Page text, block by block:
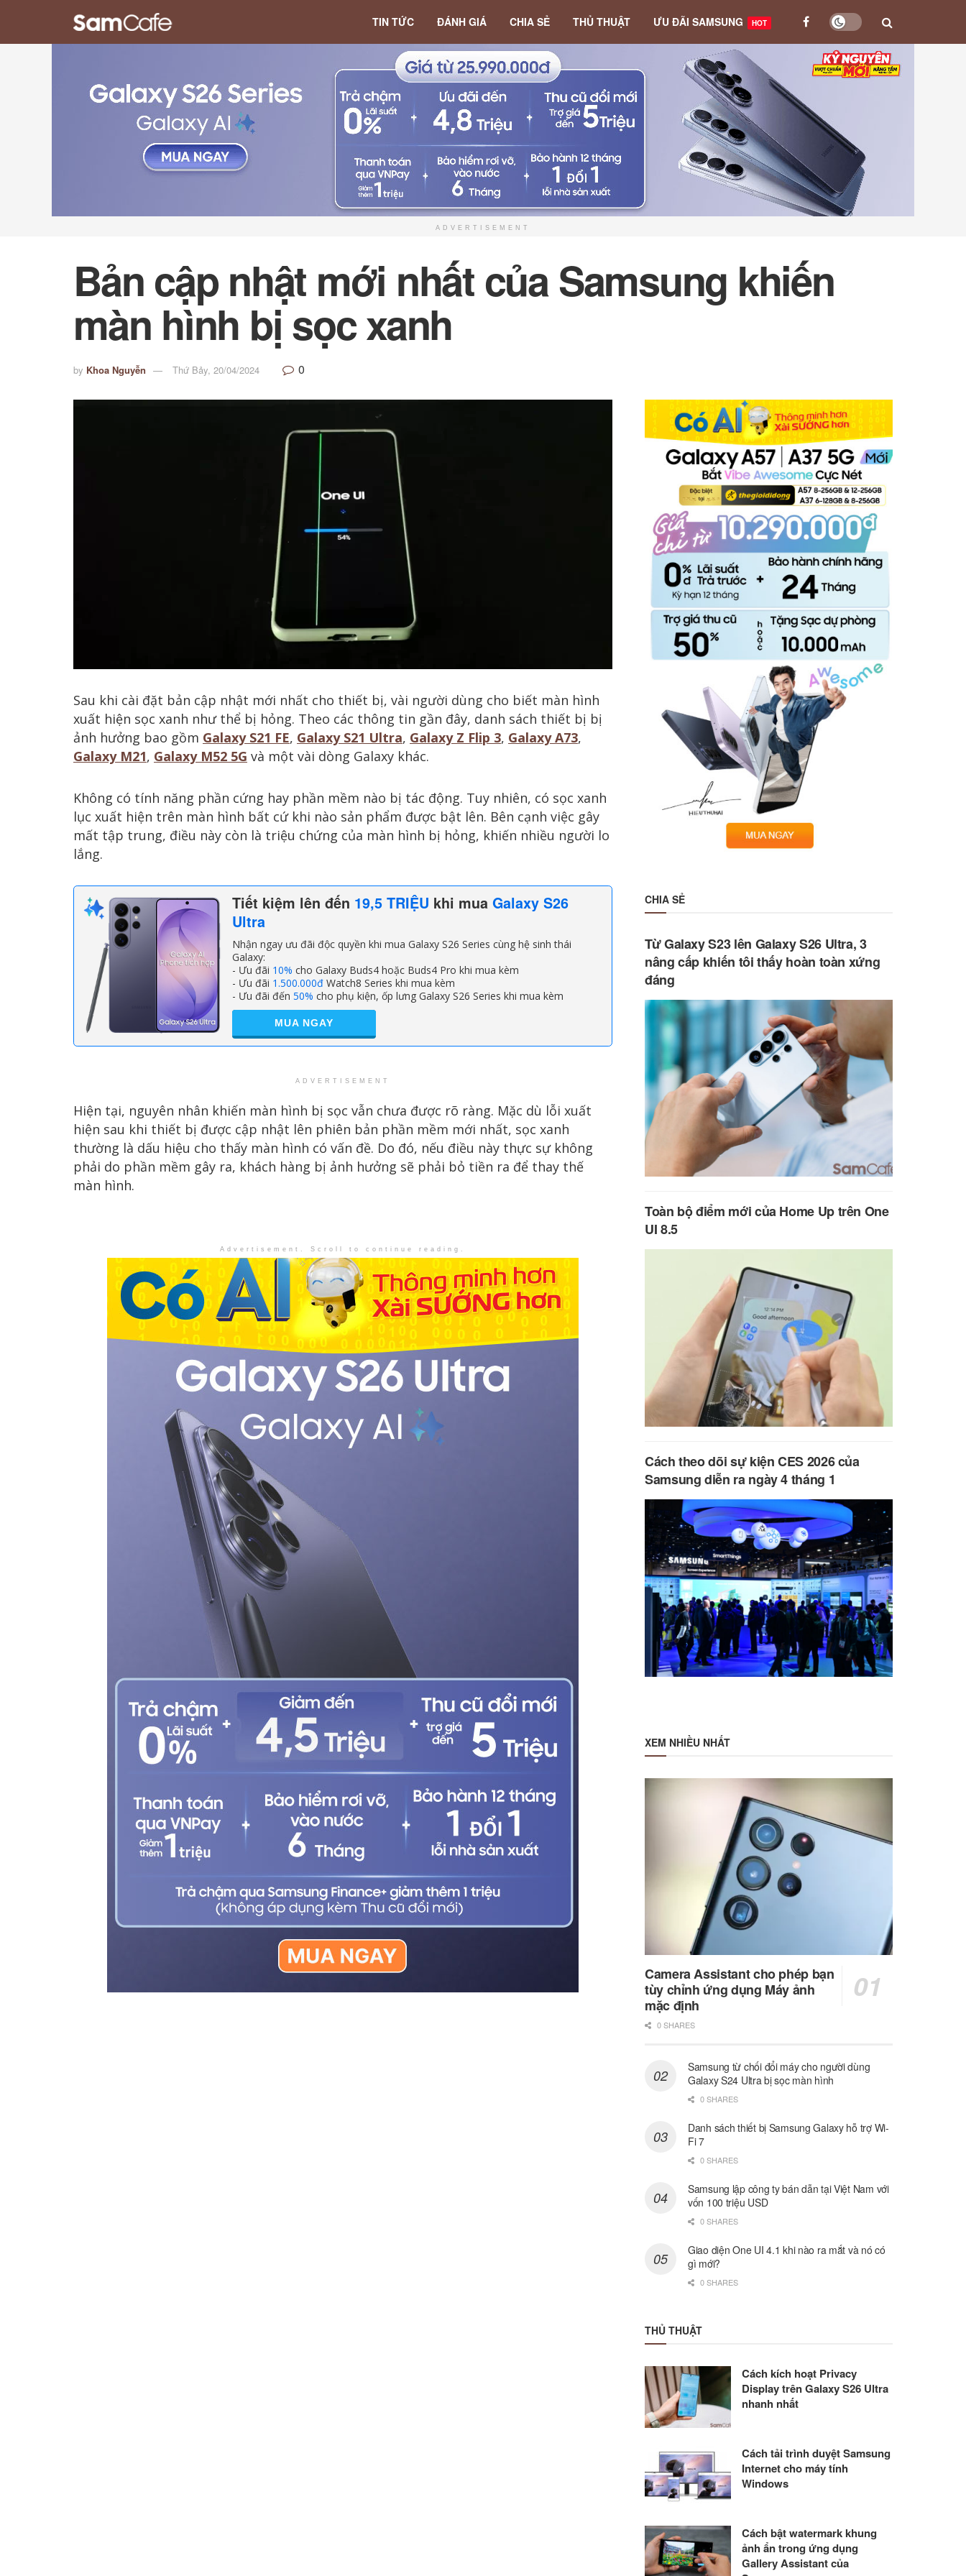
TIN TỨC ĐÁNH GIÁ CHIA SẺ THỦ THUẬT ƯU ĐÃI SAMSUNG HOT
ADVERTISEMENT
Bản cập nhật mới nhất của Samsung khiến
màn hình bị sọc xanh
by Khoa Nguyễn Thứ Bảy, 20/04/2024 0
Sau khi cài đặt bản cập nhật mới nhất cho thiết bị, vài người dùng cho biết màn hình
xuất hiện sọc xanh như thể bị hỏng. Theo các thông tin gần đây, danh sách thiết bị bị
ảnh hưởng bao gồm Galaxy S21 FE, Galaxy S21 Ultra, Galaxy Z Flip 3, Galaxy A73,
Galaxy M21, Galaxy M52 5G và một vài dòng Galaxy khác.
Không có tính năng phần cứng hay phần mềm nào bị tác động. Tuy nhiên, có sọc xanh
lục xuất hiện trên màn hình bất cứ khi nào sản phẩm được bật lên. Bên cạnh việc gây
mất tập trung, điều này còn là triệu chứng của màn hình bị hỏng, khiến nhiều người lo
lắng.
Tiết kiệm lên đến 19,5 TRIỆU khi mua Galaxy S26
Ultra
Nhận ngay ưu đãi độc quyền khi mua Galaxy S26 Series cùng hệ sinh thái
Galaxy:
- Ưu đãi 10% cho Galaxy Buds4 hoặc Buds4 Pro khi mua kèm
- Ưu đãi 1.500.000đ Watch8 Series khi mua kèm
- Ưu đãi đến 50% cho phụ kiện, ốp lưng Galaxy S26 Series khi mua kèm
MUA NGAY
ADVERTISEMENT
Hiện tại, nguyên nhân khiến màn hình bị sọc vẫn chưa được rõ ràng. Mặc dù lỗi xuất
hiện sau khi thiết bị được cập nhật lên phiên bản phần mềm mới nhất, sọc xanh
thường là dấu hiệu cho thấy màn hình có vấn đề. Do đó, nếu điều này thực sự không
phải do phần mềm gây ra, khách hàng bị ảnh hưởng sẽ phải bỏ tiền ra để thay thế
màn hình.
Advertisement. Scroll to continue reading.
CHIA SẺ
Từ Galaxy S23 lên Galaxy S26 Ultra, 3
nâng cấp khiến tôi thấy hoàn toàn xứng
đáng
Toàn bộ điểm mới của Home Up trên One
UI 8.5
Cách theo dõi sự kiện CES 2026 của
Samsung diễn ra ngày 4 tháng 1
XEM NHIỀU NHẤT
Camera Assistant cho phép bạn
tùy chỉnh ứng dụng Máy ảnh
mặc định
0 SHARES
Samsung từ chối đổi máy cho người dùng
Galaxy S24 Ultra bị sọc màn hình
0 SHARES
Danh sách thiết bị Samsung Galaxy hỗ trợ Wi-
Fi 7
0 SHARES
Samsung lập công ty bán dẫn tại Việt Nam với
vốn 100 triệu USD
0 SHARES
Giao diện One UI 4.1 khi nào ra mắt và nó có
gì mới?
0 SHARES
THỦ THUẬT
Cách kích hoạt Privacy
Display trên Galaxy S26 Ultra
nhanh nhất
Cách tải trình duyệt Samsung
Internet cho máy tính
Windows
Cách bật watermark khung
ảnh ẩn trong ứng dụng
Gallery Assistant của